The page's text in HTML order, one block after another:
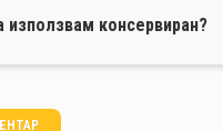
консервиран?